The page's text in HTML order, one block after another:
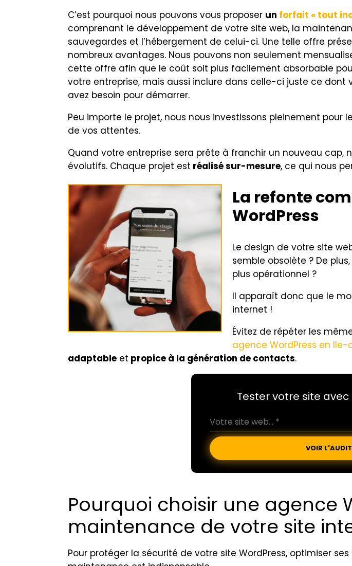
C’est pourquoi nous pouvons vous proposer un forfait « tout
comprenant le développement de votre site web, la
sauvegardes et l’hébergement de celui-ci. Une telle offre
nombreux avantages. Nous pouvons non seulement
cette offre afin que le coût soit plus facilement absorbable
votre entreprise, mais aussi inclure dans celle-ci juste ce dont
avez besoin pour démarrer.
Peu importe le projet, nous nous investissons pleinement
de vos attentes.
Quand votre entreprise sera prête à franchir un nouveau cap,
évolutifs. Chaque projet est réalisé sur-mesure, ce qui nous
La refonte
WordPress
Le design de votre site
semble obsolète ? De
plus opérationnel ?
Il apparaît donc que le
internet !
Évitez de répéter les
agence WordPress en Ile-
adaptable et propice à la génération de contacts.
Tester votre site
VOIR
Pourquoi choisir une agence
maintenance de votre site
Pour protéger la sécurité de votre site WordPress, optimiser